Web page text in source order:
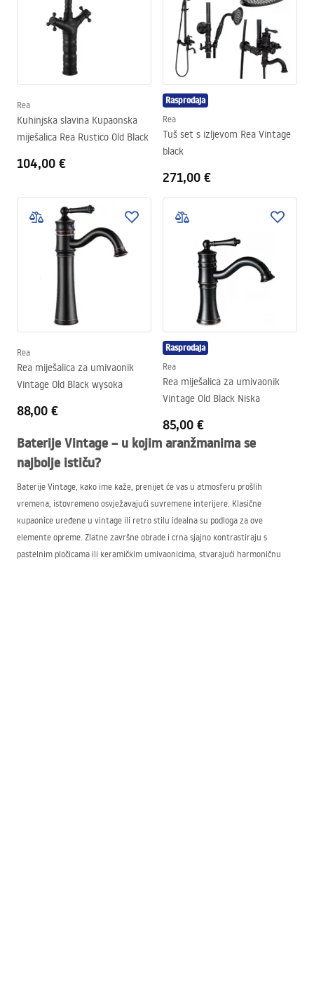
Rea
Kuhinjska slavina Kupaonska
miješalica Rea Rustico Old Black
104,00 €
Rasprodaja
Rea
Tuš set s izljevom Rea Vintage
black
271,00 €
Rea
Rea miješalica za umivaonik
Vintage Old Black wysoka
88,00 €
Rasprodaja
Rea
Rea miješalica za umivaonik
Vintage Old Black Niska
85,00 €
Baterije Vintage – u kojim aranžmanima se
najbolje ističu?
Baterije Vintage, kako ime kaže, prenijet će vas u atmosferu prošlih
vremena, istovremeno osvježavajući suvremene interijere. Klasične
kupaonice uređene u vintage ili retro stilu idealna su podloga za ove
elemente opreme. Zlatne završne obrade i crna sjajno kontrastiraju s
pastelnim pločicama ili keramičkim umivaonicima, stvarajući harmoničnu